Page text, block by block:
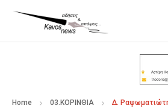
Home 03.ΚΟΡΙΝΘΙΑ
Δ.